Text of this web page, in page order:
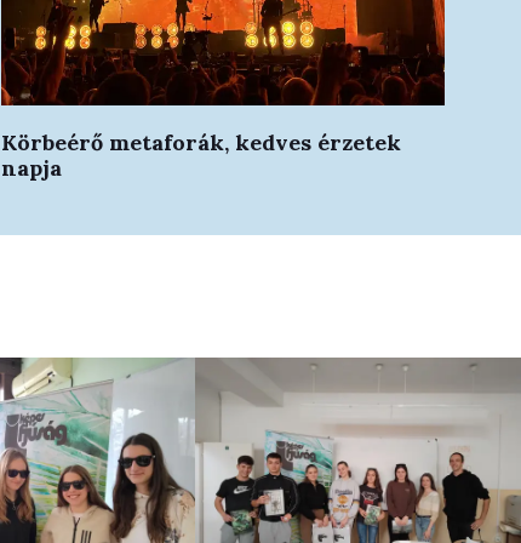
Körbeérő metaforák, kedves érzetek
napja